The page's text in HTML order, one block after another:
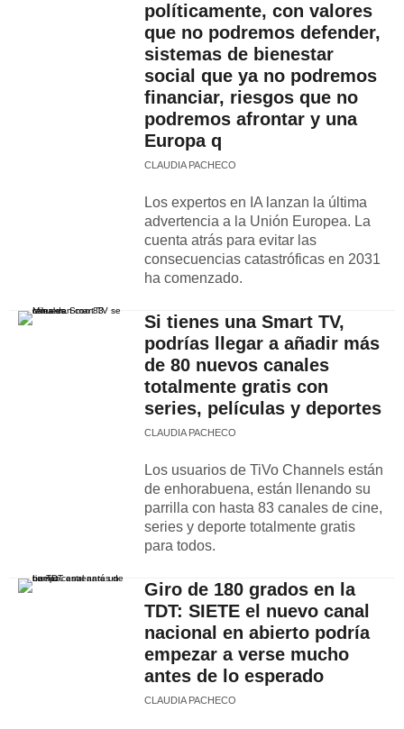
políticamente, con valores
que no podremos defender,
sistemas de bienestar
social que ya no podremos
financiar, riesgos que no
podremos afrontar y una
Europa q
CLAUDIA PACHECO
Los expertos en IA lanzan la última
advertencia a la Unión Europea. La
cuenta atrás para evitar las
consecuencias catastróficas en 2031
ha comenzado.
Si tienes una Smart TV,
podrías llegar a añadir más
de 80 nuevos canales
totalmente gratis con
series, películas y deportes
CLAUDIA PACHECO
Los usuarios de TiVo Channels están
de enhorabuena, están llenando su
parrilla con hasta 83 canales de cine,
series y deporte totalmente gratis
para todos.
Giro de 180 grados en la
TDT: SIETE el nuevo canal
nacional en abierto podría
empezar a verse mucho
antes de lo esperado
CLAUDIA PACHECO